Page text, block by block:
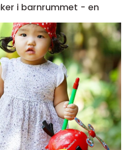
i barnrummet - en